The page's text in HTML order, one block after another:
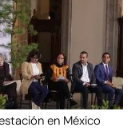
en México